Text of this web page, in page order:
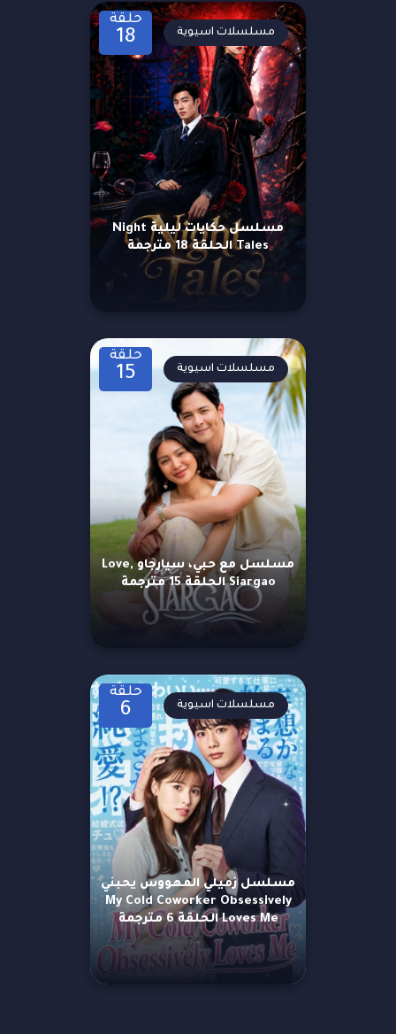
حلقة
18
مسلسل حكايات ليلية Night
Tales الحلقة 18 مترجمة
مسلسلات اسيوية
حلقة
15
مسلسل مع حبي، سيارجاو Love,
Siargao الحلقة 15 مترجمة
مسلسلات اسيوية
حلقة
6
مسلسل زميلي المهووس يحبني
My Cold Coworker Obsessively
Loves Me الحلقة 6 مترجمة
مسلسلات اسيوية